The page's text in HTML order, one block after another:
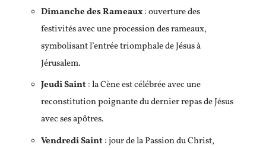
Dimanche des Rameaux: ouverture des
festivités avec une procession des rameaux,
symbolisant l’entrée triomphale de Jésus à
Jérusalem.
Jeudi Saint: la Cène est célébrée avec une
reconstitution poignante du dernier repas de Jésus
avec ses apôtres.
Vendredi Saint: jour de la Passion du Christ,